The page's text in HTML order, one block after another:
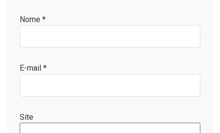
Nome *
E-mail *
Site